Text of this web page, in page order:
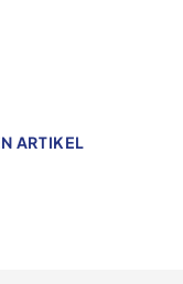
ARTIKEL